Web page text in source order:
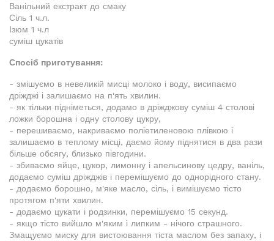
Ванільний екстракт до смаку
Сіль 1 ч.л.
Ізюм 1 ч.л
суміш цукатів
Спосіб приготування:
- змішуємо в невеликій мисці молоко і воду, висипаємо
дріжджі і залишаємо на п'ять хвилин.
- як тільки підніметься, додамо в дріжджову суміш 4 столові
ложки борошна і одну столову цукру,
- перешиваємо, накриваємо поліетиленовою плівкою і
залишаємо в теплому місці, даємо йому піднятися в два рази
більше обсягу, близько півгодини.
- збиваємо яйце, цукор, лимонну і апельсинову цедру, ваніль,
додаємо суміш дріжджів і перемішуємо до однорідного стану.
- додаємо борошно, м'яке масло, сіль, і вимішуємо тісто
протягом п'яти хвилин.
- додаємо цукати і родзинки, перемішуємо 15 секунд.
- якщо тісто вийшло м'яким і липким - нічого страшного.
Змащуємо миску для вистоювання тіста маслом без запаху, і